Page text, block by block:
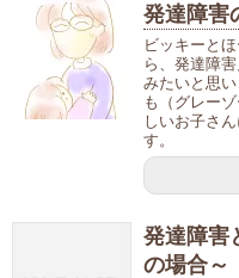
発達障害
ビッキーと
ら、発達障
みたいと思
も（グレー
しいお子さ
す。
発達障害
の場合～